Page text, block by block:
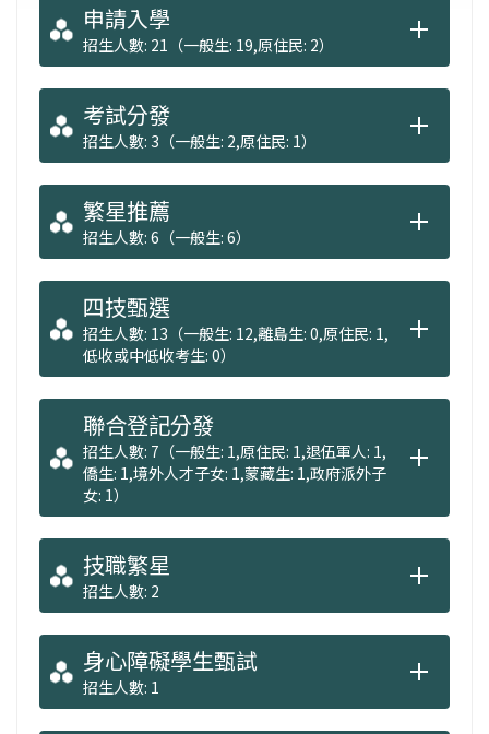
申請入學
招生人數: 21（一般生: 19,原住民: 2）
考試分發
招生人數: 3（一般生: 2,原住民: 1）
繁星推薦
招生人數: 6（一般生: 6）
四技甄選
招生人數: 13（一般生: 12,離島生: 0,原住民: 1,
低收或中低收考生: 0）
聯合登記分發
招生人數: 7（一般生: 1,原住民: 1,退伍軍人: 1,
僑生: 1,境外人才子女: 1,蒙藏生: 1,政府派外子
女: 1）
技職繁星
招生人數: 2
身心障礙學生甄試
招生人數: 1